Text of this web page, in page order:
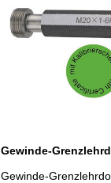
Gewinde-